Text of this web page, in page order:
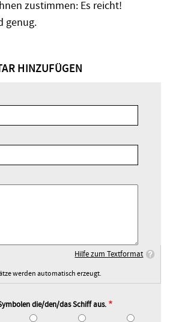
zustimmen: Es reicht!
genug.
HINZUFÜGEN
Hilfe zum Textformat
werden automatisch erzeugt.
die/den/das Schiff aus.